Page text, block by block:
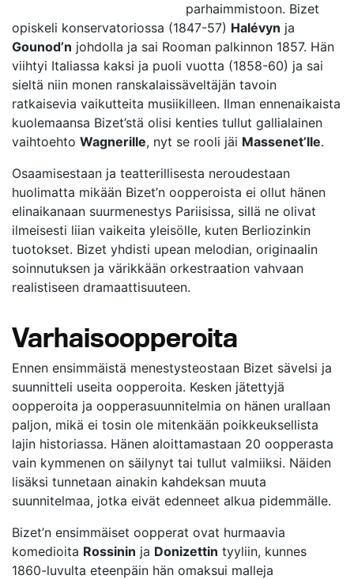
parhaimmistoon. Bizet
opiskeli konservatoriossa (1847-57) Halévyn ja
Gounod’n johdolla ja sai Rooman palkinnon 1857. Hän
viihtyi Italiassa kaksi ja puoli vuotta (1858-60) ja sai
sieltä niin monen ranskalaissäveltäjän tavoin
ratkaisevia vaikutteita musiikilleen. Ilman ennenaikaista
kuolemaansa Bizet’stä olisi kenties tullut gallialainen
vaihtoehto Wagnerille, nyt se rooli jäi Massenet’lle.
Osaamisestaan ja teatterillisesta neroudestaan
huolimatta mikään Bizet’n oopperoista ei ollut hänen
elinaikanaan suurmenestys Pariisissa, sillä ne olivat
ilmeisesti liian vaikeita yleisölle, kuten Berliozinkin
tuotokset. Bizet yhdisti upean melodian, originaalin
soinnutuksen ja värikkään orkestraation vahvaan
realistiseen dramaattisuuteen.
Varhaisoopperoita
Ennen ensimmäistä menestysteostaan Bizet sävelsi ja
suunnitteli useita oopperoita. Kesken jätettyjä
oopperoita ja oopperasuunnitelmia on hänen urallaan
paljon, mikä ei tosin ole mitenkään poikkeuksellista
lajin historiassa. Hänen aloittamastaan 20 oopperasta
vain kymmenen on säilynyt tai tullut valmiiksi. Näiden
lisäksi tunnetaan ainakin kahdeksan muuta
suunnitelmaa, jotka eivät edenneet alkua pidemmälle.
Bizet’n ensimmäiset oopperat ovat hurmaavia
komedioita Rossinin ja Donizettin tyyliin, kunnes
1860-luvulta eteenpäin hän omaksui malleja